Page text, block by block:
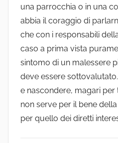
una parrocchia o in una
abbia il coraggio di
che con i responsabili
caso a prima vista
sintomo di un malessere
deve essere
e nascondere, magari
non serve per il bene
per quello dei diretti